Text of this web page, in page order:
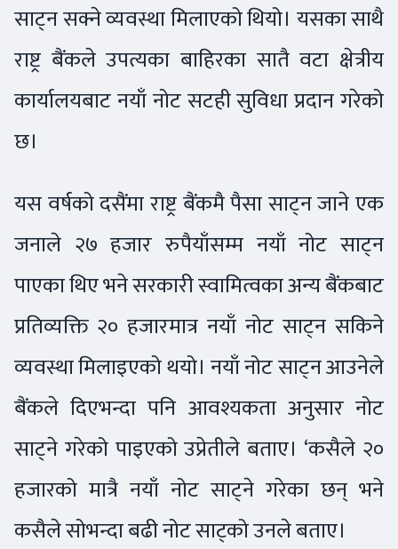
साट्न सक्ने व्यवस्था मिलाएको थियो। यसका साथै
राष्ट्र बैंकले उपत्यका बाहिरका सातै वटा क्षेत्रीय
कार्यालयबाट नयाँ नोट सटही सुविधा प्रदान गरेको
छ।
यस वर्षको दसैंमा राष्ट्र बैंकमै पैसा साट्न जाने एक
जनाले २७ हजार रुपैयाँसम्म नयाँ नोट साट्न
पाएका थिए भने सरकारी स्वामित्वका अन्य बैंकबाट
प्रतिव्यक्ति २० हजारमात्र नयाँ नोट साट्न सकिने
व्यवस्था मिलाइएको थयो। नयाँ नोट साट्न आउनेले
बैंकले दिएभन्दा पनि आवश्यकता अनुसार नोट
साट्ने गरेको पाइएको उप्रेतीले बताए। ‘कसैले २०
हजारको मात्रै नयाँ नोट साट्ने गरेका छन् भने
कसैले सोभन्दा बढी नोट साट्को उनले बताए।